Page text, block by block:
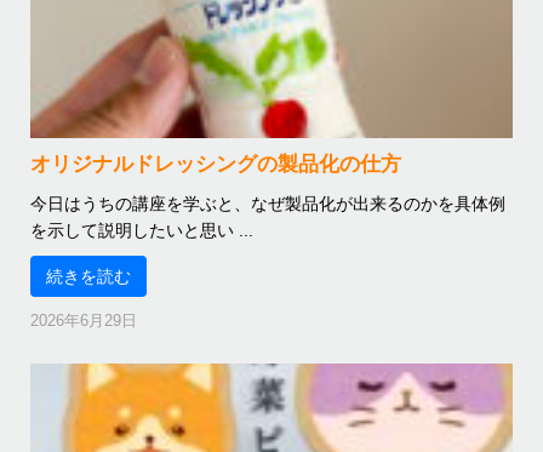
オリジナルドレッシングの製品化の仕方
今日はうちの講座を学ぶと、なぜ製品化が出来るのかを具体例
を示して説明したいと思い ...
続きを読む
2026年6月29日